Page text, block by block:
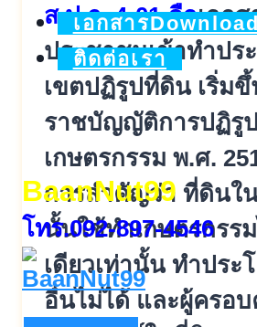
เอกสารDownload
ติดต่อเรา
BaanNut99
โทร.092-897-4546
ส.ป.ก. 4-01 คือเอก
ประชาชนเข้าทำปร
เขตปฏิรูปที่ดิน เริ่มขึ้
ราชบัญญัติการปฏิรู
เกษตรกรรม พ.ศ.
การสำคัญว่า ที่ดินใ
นั้นใช้ทำเกษตรกรร
เดียวเท่านั้น ทำประ
อื่นไม่ได้ และผู้ครอบ